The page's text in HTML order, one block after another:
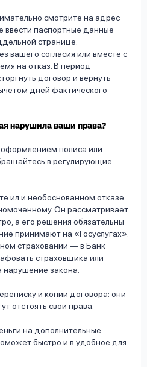
смотрите на адрес
ввести паспортные данные
странице.
вашего согласия или вместе с
на отказ. В период
договор и вернуть
дней фактического
нарушила ваши права?
полиса или
в регулирующие
ил и необоснованном отказе
Он рассматривает
а его решения обязательны
принимают на «Госуслугах».
страховании — в Банк
страховщика или
нарушение закона.
и копии договора: они
отстоять свои права.
на дополнительные
быстро и в удобное для